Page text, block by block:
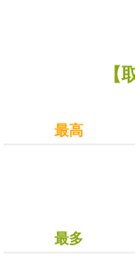
最高
最多